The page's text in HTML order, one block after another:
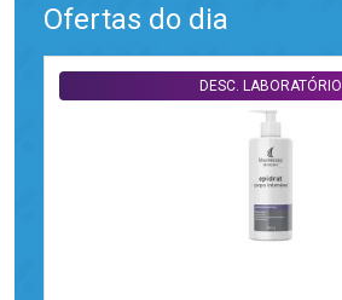
Ofertas do dia
DESC. LABORATÓRIO